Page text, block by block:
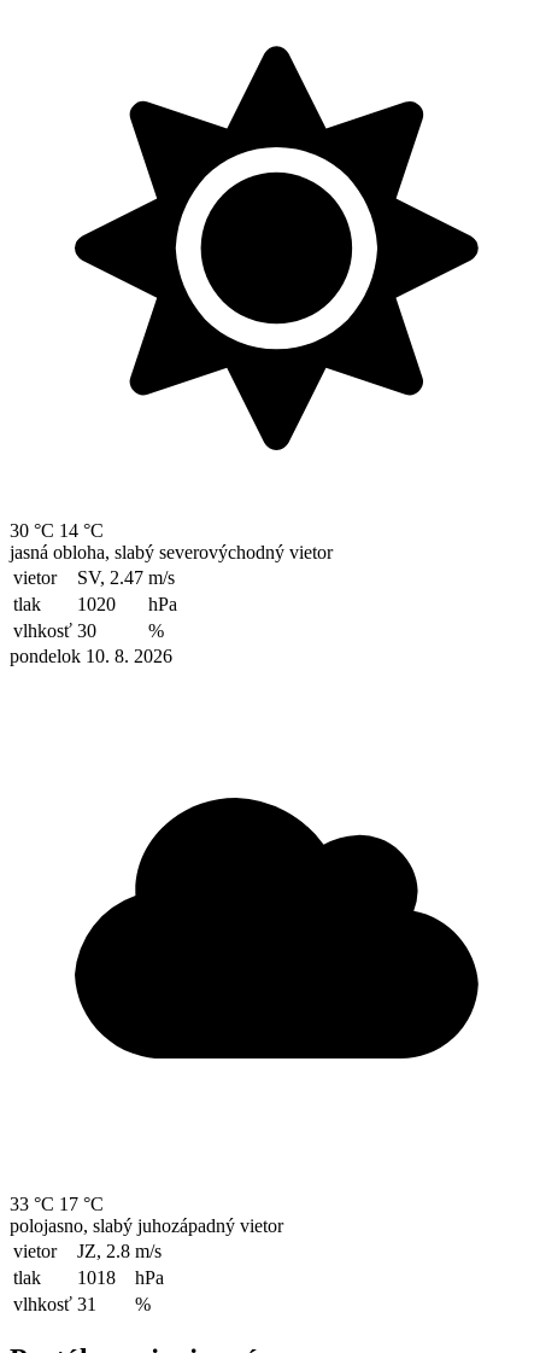
30 °C 14 °C
jasná obloha, slabý severovýchodný vietor
vietor
SV, 2.47 m/s
tlak
1020
hPa
vlhkosť 30
%
pondelok 10. 8. 2026
33 °C 17 °C
polojasno, slabý juhozápadný vietor
vietor
JZ, 2.8 m/s
tlak
1018
hPa
vlhkosť 31 %